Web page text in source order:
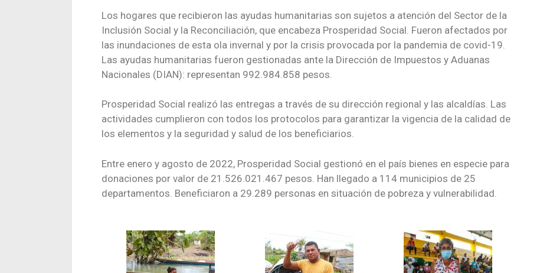
Los hogares que recibieron las ayudas humanitarias son sujetos a atención del Sector de la
Inclusión Social y la Reconciliación, que encabeza Prosperidad Social. Fueron afectados por
las inundaciones de esta ola invernal y por la crisis provocada por la pandemia de covid-19.
Las ayudas humanitarias fueron gestionadas ante la Dirección de Impuestos y Aduanas
Nacionales (DIAN): representan 992.984.858 pesos.
Prosperidad Social realizó las entregas a través de su dirección regional y las alcaldías. Las
actividades cumplieron con todos los protocolos para garantizar la vigencia de la calidad de
los elementos y la seguridad y salud de los beneficiarios.
Entre enero y agosto de 2022, Prosperidad Social gestionó en el país bienes en especie para
donaciones por valor de 21.526.021.467 pesos. Han llegado a 114 municipios de 25
departamentos. Beneficiaron a 29.289 personas en situación de pobreza y vulnerabilidad.